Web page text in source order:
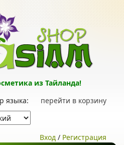
из Тайланда!
перейти в корзину
языка:
Вход / Регистрация